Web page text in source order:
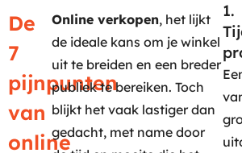
De
7
pijnpunten
van
online
Online verkopen, het lijkt
de ideale kans om je winkel
uit te breiden en een breder
publiek te bereiken. Toch
blijkt het vaak lastiger dan
gedacht, met name door
1.